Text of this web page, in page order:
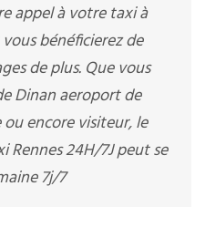
appel à votre taxi à
bénéficierez de
de plus. Que vous
Dinan aeroport de
encore visiteur, le
Rennes 24H/7J peut se
7j/7